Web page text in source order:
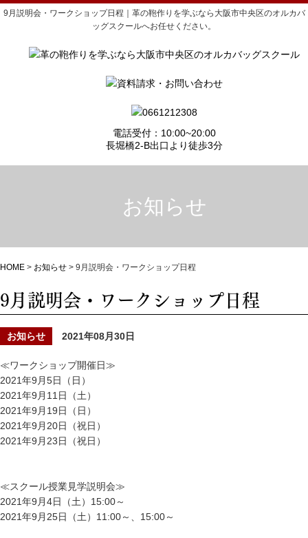
9月説明会・ワークショップ日程｜革の鞄作りを学ぶなら大阪市中央区のオルカバ
ッグスクールへお任せください。
電話受付：10:00~20:00
長堀橋2-B出口より徒歩3分
お知らせ
HOME > お知らせ > 9月説明会・ワークショップ日程
9月説明会・ワークショップ日程
お知らせ 2021年08月30日
≪ワークショップ開催日≫
2021年9月5日（日）
2021年9月11日（土）
2021年9月19日（日）
2021年9月20日（祝日）
2021年9月23日（祝日）
≪スクール授業見学説明会≫
2021年9月4日（土）15:00～
2021年9月25日（土）11:00～、15:00～